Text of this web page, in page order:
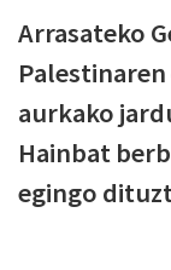
Arrasateko
aurkako
Hainbat
egingo